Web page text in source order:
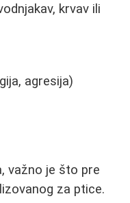
krvav ili
agresija)
važno je što pre
za ptice.